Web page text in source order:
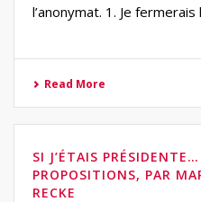
l’anonymat. 1. Je fermerais
Read More
SI J’ÉTAIS
PROPOSITIONS, PAR
RECKE